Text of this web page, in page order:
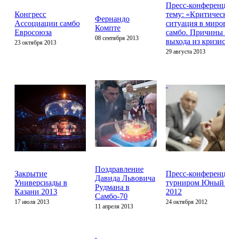
Конгресс
Ассоциации самбо
Евросоюза
23 октября 2013
Фернандо
Компте
08 сентября 2013
Пресс-
тему:
ситуация в
самбо. Причины
выхода из
29 августа 2013
Закрытие
Универсиады в
Казани 2013
17 июля 2013
Поздравление
Давида Львовича
Рудмана в
Самбо-70
11 апреля 2013
Пресс-
турниром Юный
2012
24 октября 2012